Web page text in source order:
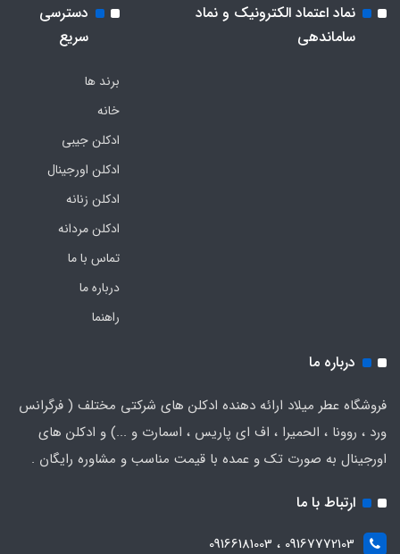
نماد اعتماد الکترونیک و نماد
ساماندهی
دسترسی
سریع
برند ها
خانه
ادکلن جیبی
ادکلن اورجینال
ادکلن زنانه
ادکلن مردانه
تماس با ما
درباره ما
راهنما
درباره ما
فروشگاه عطر میلاد ارائه دهنده ادکلن های شرکتی مختلف ( فرگرانس
ورد ، روونا ، الحمیرا ، اف ای پاریس ، اسمارت و ...) و ادکلن های
اورجینال به صورت تک و عمده با قیمت مناسب و مشاوره رایگان .
ارتباط با ما
09167772103 ، 09166181003